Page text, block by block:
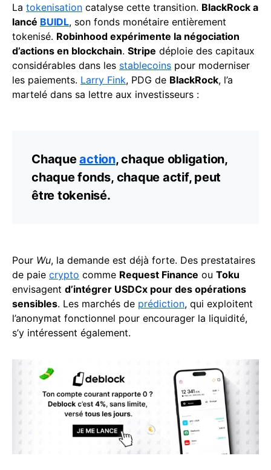
La tokenisation catalyse cette transition. BlackRock a
lancé BUIDL, son fonds monétaire entièrement
tokenisé. Robinhood expérimente la négociation
d’actions en blockchain. Stripe déploie des capitaux
considérables dans les stablecoins pour moderniser
les paiements. Larry Fink, PDG de BlackRock, l’a
martelé dans sa lettre aux investisseurs :
Chaqueaction, chaque obligation,
chaque fonds, chaque actif, peut
être tokenisé.
Pour Wu, la demande est déjà forte. Des prestataires
de paie crypto comme Request Finance ou Toku
envisagent d’intégrer USDCx pour des opérations
sensibles. Les marchés de prédiction, qui exploitent
l’anonymat fonctionnel pour encourager la liquidité,
s’y intéressent également.